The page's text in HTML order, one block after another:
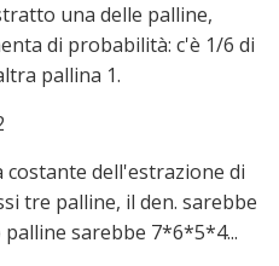
una delle palline,
di probabilità: c'è 1/6 di
pallina 1.
costante dell'estrazione di
tre palline, il den. sarebbe
sarebbe 7*6*5*4...